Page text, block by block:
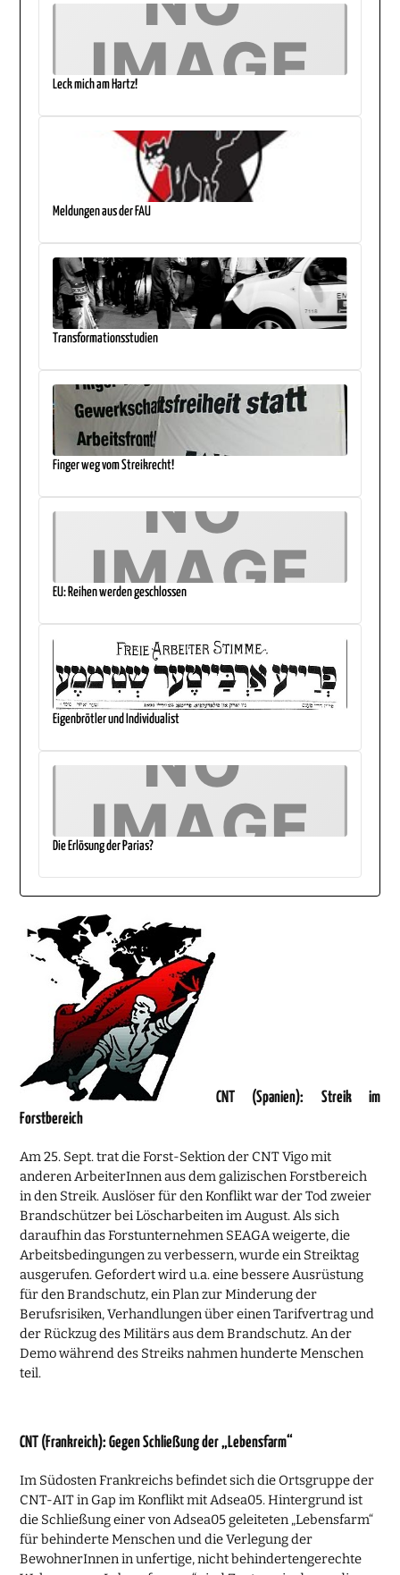
Leck mich am Hartz!
Meldungen aus der FAU
Transformationsstudien
Finger weg vom Streikrecht!
EU: Reihen werden geschlossen
Eigenbrötler und Individualist
Die Erlösung der Parias?
CNT (Spanien): Streik im
Forstbereich
Am 25. Sept. trat die Forst-Sektion der CNT Vigo mit
anderen ArbeiterInnen aus dem galizischen Forstbereich
in den Streik. Auslöser für den Konflikt war der Tod zweier
Brandschützer bei Löscharbeiten im August. Als sich
daraufhin das Forstunternehmen SEAGA weigerte, die
Arbeitsbedingungen zu verbessern, wurde ein Streiktag
ausgerufen. Gefordert wird u.a. eine bessere Ausrüstung
für den Brandschutz, ein Plan zur Minderung der
Berufsrisiken, Verhandlungen über einen Tarifvertrag und
der Rückzug des Militärs aus dem Brandschutz. An der
Demo während des Streiks nahmen hunderte Menschen
teil.
CNT (Frankreich): Gegen Schließung der „Lebensfarm“
Im Südosten Frankreichs befindet sich die Ortsgruppe der
CNT-AIT in Gap im Konflikt mit Adsea05. Hintergrund ist
die Schließung einer von Adsea05 geleiteten „Lebensfarm“
für behinderte Menschen und die Verlegung der
BewohnerInnen in unfertige, nicht behindertengerechte